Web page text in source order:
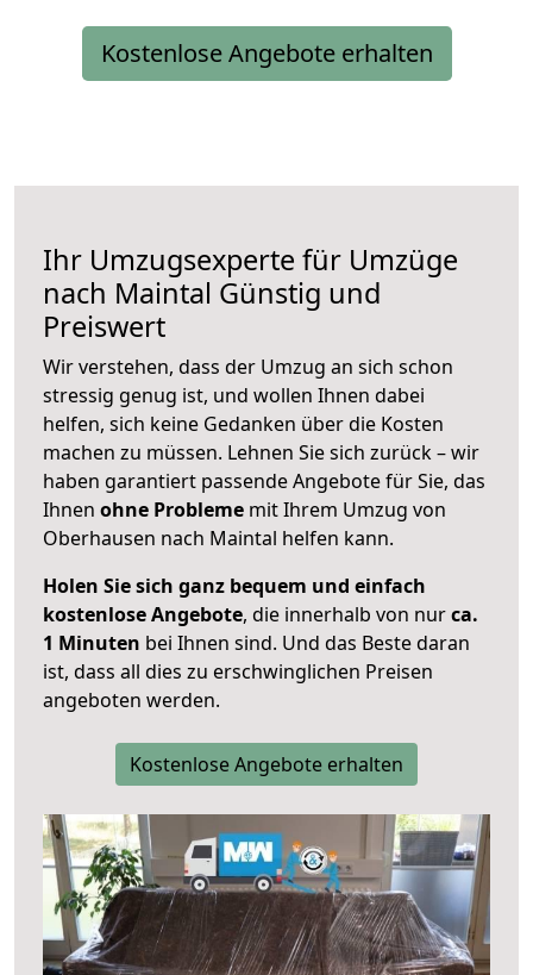
Kostenlose Angebote erhalten
Ihr Umzugsexperte für Umzüge
nach Maintal Günstig und
Preiswert
Wir verstehen, dass der Umzug an sich schon
stressig genug ist, und wollen Ihnen dabei
helfen, sich keine Gedanken über die Kosten
machen zu müssen. Lehnen Sie sich zurück – wir
haben garantiert passende Angebote für Sie, das
Ihnen ohne Probleme mit Ihrem Umzug von
Oberhausen nach Maintal helfen kann.
Holen Sie sich ganz bequem und einfach
kostenlose Angebote, die innerhalb von nurca.
1 Minuten bei Ihnen sind. Und das Beste daran
ist, dass all dies zu erschwinglichen Preisen
angeboten werden.
Kostenlose Angebote erhalten